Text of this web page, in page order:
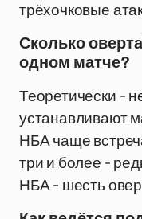
трёхочковые
Сколько
одном матче?
Теоретически -
устанавливают
НБА чаще
три и более -
НБА - шесть